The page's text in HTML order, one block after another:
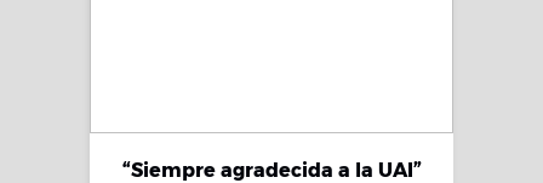
“Siempre agradecida a la UAI”